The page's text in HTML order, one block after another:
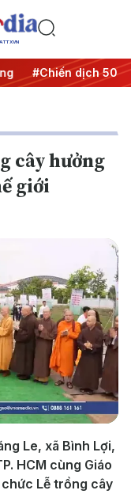
TTXVN
dịch 500 ngày
cây hưởng
giới
Le, xã Bình Lợi,
HCM cùng Giáo
chức Lễ trồng cây